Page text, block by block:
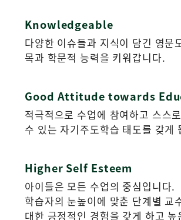
Knowledgeable
다양한 이슈들과 지식이 담긴 영문
목과 학문적 능력을 키워갑니다.
Good Attitude towards
적극적으로 수업에 참여하고 스스
수 있는 자기주도학습 태도를 갖게
Higher Self Esteem
아이들은 모든 수업의 중심입니다.
학습자의 눈높이에 맞춘 단계별 교
대한 긍정적인 경험을 갖게 하고